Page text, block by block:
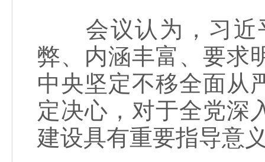
会议认为，习近
弊、内涵丰富、要求
中央坚定不移全面从
定决心，对于全党深
建设具有重要指导意